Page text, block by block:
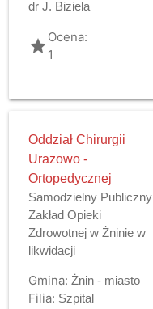
dr J. Biziela
gradeOcena:
1
Oddział Chirurgii
Urazowo -
Ortopedycznej
Samodzielny Publiczny
Zakład Opieki
Zdrowotnej w Żninie w
likwidacji
Gmina: Żnin - miasto
Filia: Szpital